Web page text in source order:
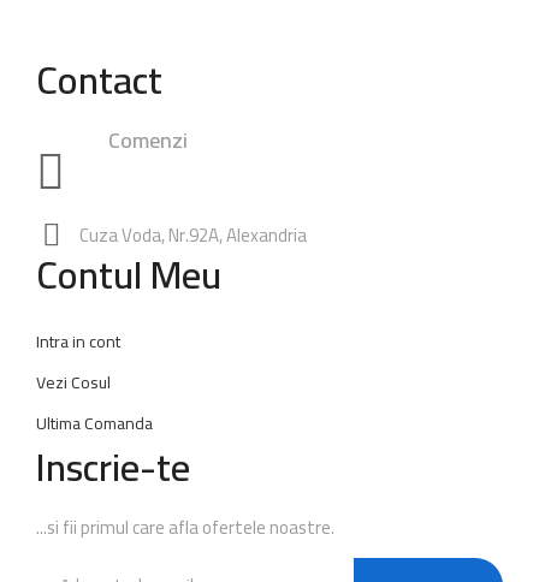
Contact
Comenzi
Cuza Voda, Nr.92A, Alexandria
Contul Meu
Intra in cont
Vezi Cosul
Ultima Comanda
Inscrie-te
...si fii primul care afla ofertele noastre.